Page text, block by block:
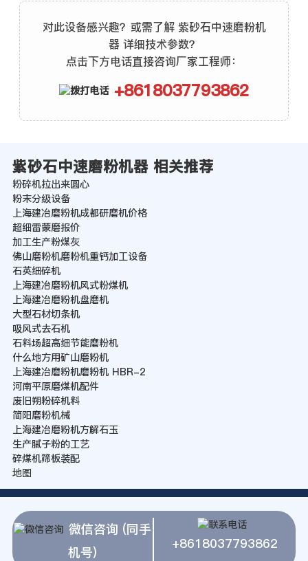
对此设备感兴趣？或需了解 紫砂石中速磨粉机
器 详细技术参数？
点击下方电话直接咨询厂家工程师：
+8618037793862
紫砂石中速磨粉机器 相关推荐
粉碎机拉出来圆心
粉末分级设备
上海建冶磨粉机成都研磨机价格
超细雷蒙磨报价
加工生产粉煤灰
佛山磨粉机磨粉机重钙加工设备
石英细碎机
上海建冶磨粉机风式粉煤机
上海建冶磨粉机盘磨机
大型石材切条机
吸风式去石机
石料场超高细节能磨粉机
什么地方用矿山磨粉机
上海建冶磨粉机磨粉机 HBR-2
河南平原磨煤机配件
废旧朔粉碎机料
简阳磨粉机械
上海建冶磨粉机方解石玉
生产腻子粉的工艺
碎煤机筛板装配
地图
微信咨询 (同手
机号)
+8618037793862